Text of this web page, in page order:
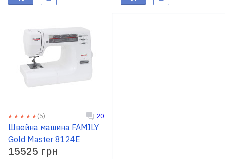
(5) 20
Швейна машина FAMILY
Gold Master 8124E
15525 грн